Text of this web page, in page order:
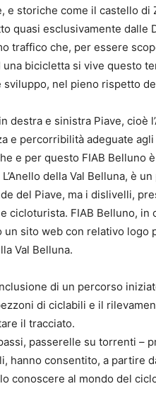
storiche come il castello di
quasi esclusivamente dalle
traffico che, per essere
bicicletta si vive questo
nel pieno rispetto
e sinistra Piave, cioè
e percorribilità adeguate
e per questo FIAB Belluno è
della Val Belluna, è
del Piave, ma i dislivelli,
cicloturista. FIAB Belluno, in
un sito web con relativo logo
Val Belluna.
di un percorso
di ciclabili e il
il tracciato.
passerelle su torrenti –
hanno consentito, a partire
conoscere al mondo del